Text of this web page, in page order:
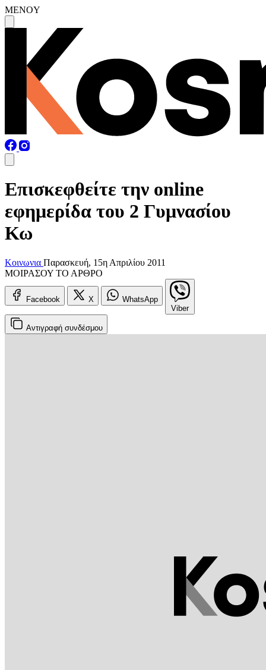
MENOY
Επισκεφθείτε την online
εφημερίδα του 2 Γυμνασίου
Κω
Κοινωνια Παρασκευή, 15η Απριλίου 2011
ΜΟΙΡΑΣΟΥ ΤΟ ΑΡΘΡΟ
Facebook X
WhatsApp
Viber
Αντιγραφή συνδέσμου